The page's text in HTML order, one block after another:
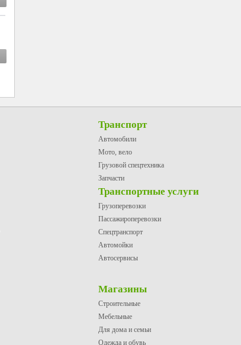
Транспорт
Автомобили
Мото, вело
Грузовой спецтехника
Запчасти
Транспортные услуги
Грузоперевозки
Пассажироперевозки
Спецтранспорт
Автомойки
Автосервисы
Магазины
Строительные
Мебельные
Для дома и семьи
Одежда и обувь